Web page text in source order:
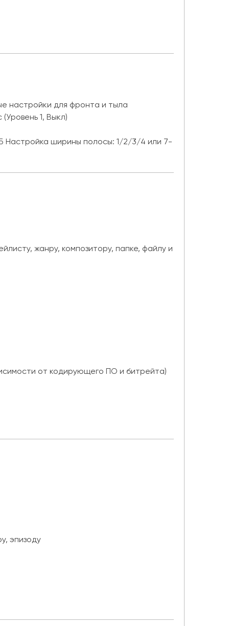
настройки для фронта и тыла
1, Выкл)
Настройка ширины полосы: 1/2/3/4 или 7-
жанру, композитору, папке, файлу и
от кодирующего ПО и битрейта)
эпизоду